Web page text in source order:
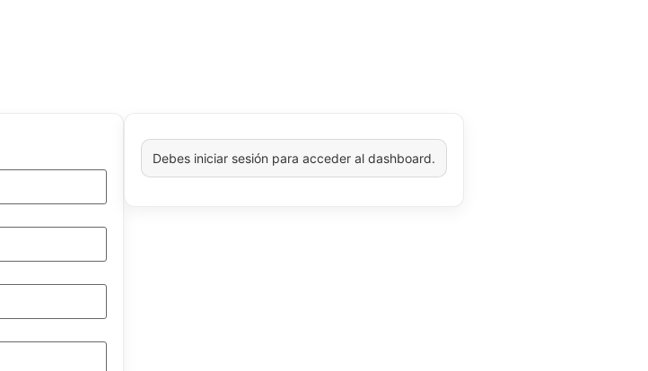
Debes iniciar sesión para acceder al dashboard.